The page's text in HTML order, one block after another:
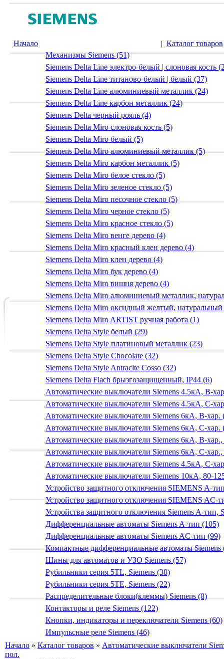
Начало | Каталог товаров
Механизмы Siemens (51)
Siemens Delta Line электро-белый | слоновая кость
Siemens Delta Line титаново-белый | белый (37)
Siemens Delta Line алюминиевый металлик (24)
Siemens Delta Line карбон металлик (24)
Siemens Delta черный рояль (4)
Siemens Delta Miro слоновая кость (5)
Siemens Delta Miro белый (5)
Siemens Delta Miro алюминиевый металлик (5)
Siemens Delta Miro карбон металлик (5)
Siemens Delta Miro белое стекло (5)
Siemens Delta Miro зеленое стекло (5)
Siemens Delta Miro песочное стекло (5)
Siemens Delta Miro черное стекло (5)
Siemens Delta Miro красное стекло (5)
Siemens Delta Miro венге дерево (4)
Siemens Delta Miro красный клен дерево (4)
Siemens Delta Miro клен дерево (4)
Siemens Delta Miro бук дерево (4)
Siemens Delta Miro вишня дерево (4)
Siemens Delta Miro алюминиевый металлик,
Siemens Delta Miro оксидный желтый,
Siemens Delta Miro ARTIST ручная работа (1)
Siemens Delta Style белый (29)
Siemens Delta Style платиновый металлик (23)
Siemens Delta Style Chocolate (32)
Siemens Delta Style Antracite Cosso (32)
Siemens Delta Flach брызгозащищенный, IP44 (6)
Автоматические выключатели Siemens 4.5кА, B-
Автоматические выключатели Siemens 4.5кА, C-
Автоматические выключатели Siemens 6кА, B-хар.
Автоматические выключатели Siemens 6кА, С-хар.
Автоматические выключатели Siemens 6кА, B-
Автоматические выключатели Siemens 6кА, C-
Автоматические выключатели Siemens 4.5кА, C-
Автоматические выключатели Siemens 10кА, 80-
Устройство защитного отключения SIEMENS A-
Устройство защитного отключения SIEMENS AС-
Устройства защитного отключения Siemens A-тип,
Дифференциальные автоматы Siemens A-тип (105)
Дифференциальные автоматы Siemens AС-тип (99)
Компактные дифференциальные автоматы Siemens
Шины для автоматов и УЗО Siemens (57)
Рубильники серия 5TL, Siemens (38)
Рубильники серия 5TE, Siemens (22)
Распределительные блоки(клеммы) Siemens (8)
Контакторы и реле Siemens (122)
Кнопки, индикаторы и переключатели Siemens (60)
Импульсные реле Siemens (46)
Начало » Каталог товаров » Автоматические выключатели
пол.